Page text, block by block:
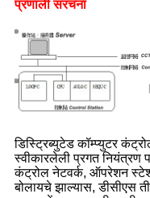
प्रणाली संरचना
डिस्ट्रिब्युटेड कॉम्प्युटर
स्वीकारलेली प्रगत
कंट्रोल नेटवर्क, ऑपरेशन
बोलायचे झाल्यास, डीसीएस